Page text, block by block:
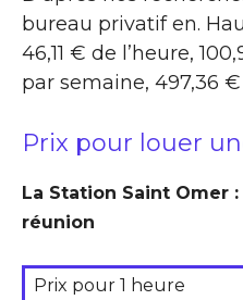
bureau privatif en.
46,11 € de l’heure,
par semaine, 497,36
Prix pour louer
La Station Saint Omer
réunion
Prix pour 1 heure